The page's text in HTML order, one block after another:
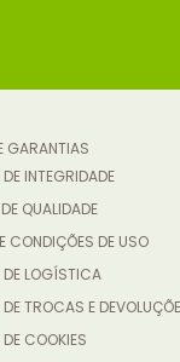
GARANTIAS
INTEGRIDADE
QUALIDADE
CONDIÇÕES DE USO
LOGÍSTICA
TROCAS E
COOKIES